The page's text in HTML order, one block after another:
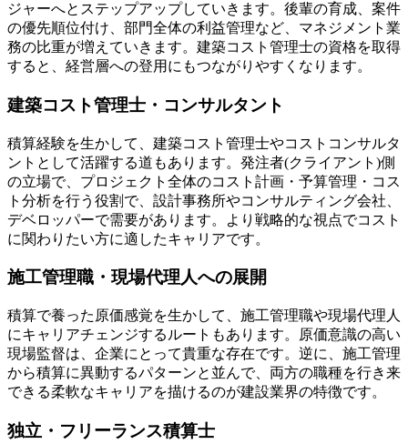
ジャーへとステップアップしていきます。後輩の育成、案件
の優先順位付け、部門全体の利益管理など、マネジメント業
務の比重が増えていきます。建築コスト管理士の資格を取得
すると、経営層への登用にもつながりやすくなります。
建築コスト管理士・コンサルタント
積算経験を生かして、建築コスト管理士やコストコンサルタ
ントとして活躍する道もあります。発注者(クライアント)側
の立場で、プロジェクト全体のコスト計画・予算管理・コス
ト分析を行う役割で、設計事務所やコンサルティング会社、
デベロッパーで需要があります。より戦略的な視点でコスト
に関わりたい方に適したキャリアです。
施工管理職・現場代理人への展開
積算で養った原価感覚を生かして、施工管理職や現場代理人
にキャリアチェンジするルートもあります。原価意識の高い
現場監督は、企業にとって貴重な存在です。逆に、施工管理
から積算に異動するパターンと並んで、両方の職種を行き来
できる柔軟なキャリアを描けるのが建設業界の特徴です。
独立・フリーランス積算士